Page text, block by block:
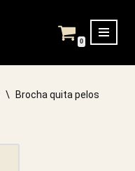
0
\ Brocha quita pelos